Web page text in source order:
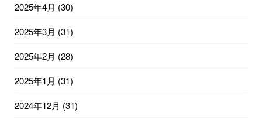
2025年4月 (30)
2025年3月 (31)
2025年2月 (28)
2025年1月 (31)
2024年12月 (31)